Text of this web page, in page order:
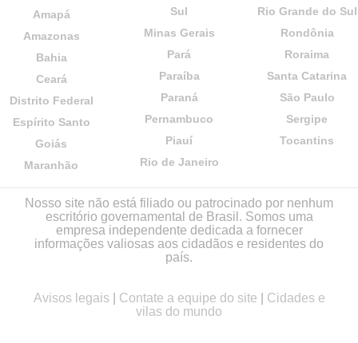
Amapá
Amazonas
Bahia
Ceará
Distrito Federal
Espírito Santo
Goiás
Maranhão
Sul
Minas Gerais
Pará
Paraíba
Paraná
Pernambuco
Piauí
Rio de Janeiro
Rio Grande do Sul
Rondônia
Roraima
Santa Catarina
São Paulo
Sergipe
Tocantins
Nosso site não está filiado ou patrocinado por nenhum
escritório governamental de Brasil. Somos uma
empresa independente dedicada a fornecer
informações valiosas aos cidadãos e residentes do
país.
Avisos legais Contate a equipe do site
Cidades e
vilas do mundo